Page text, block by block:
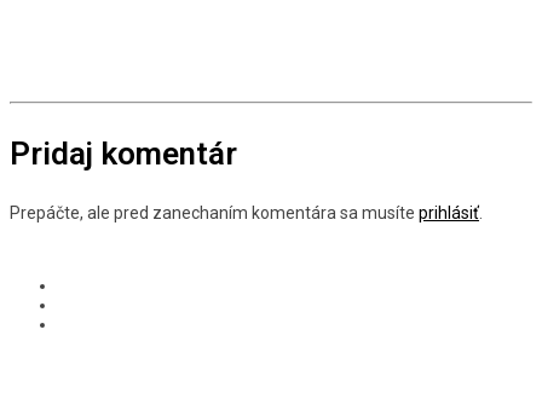
Pridaj komentár
Prepáčte, ale pred zanechaním komentára sa musíte prihlásiť